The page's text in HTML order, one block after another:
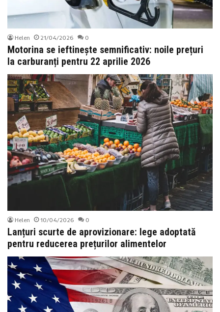
Helen 21/04/2026 0
Motorina se ieftinește semnificativ: noile prețuri
la carburanți pentru 22 aprilie 2026
Helen 10/04/2026 0
Lanțuri scurte de aprovizionare: lege adoptată
pentru reducerea prețurilor alimentelor